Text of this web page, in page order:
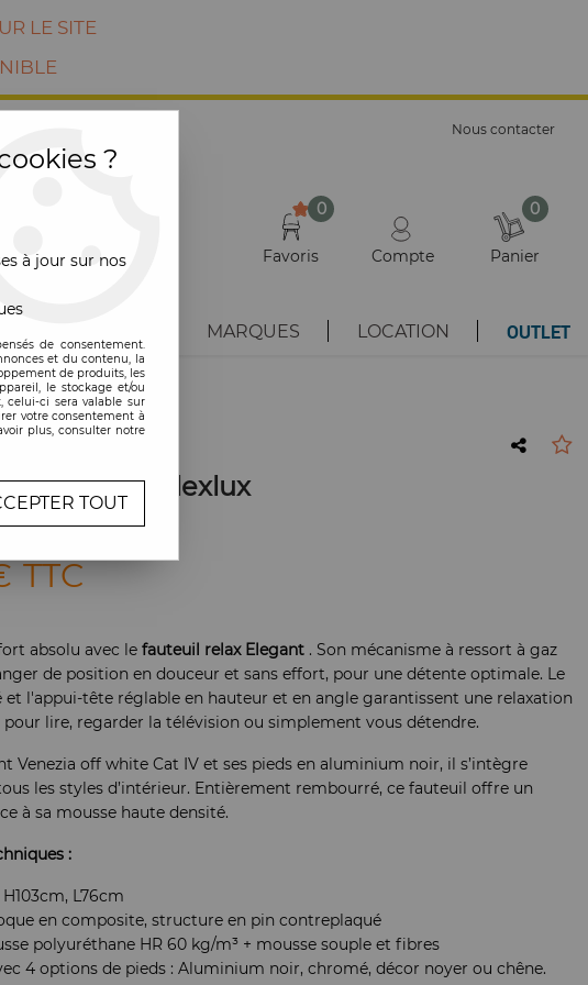
LE SITE
Nous contacter
0
Favoris Compte
0
Panier
MARQUES LOCATION OUTLET
Elegant - Flexlux
donner votre avis !
TTC
absolu avec le fauteuil relax Elegant . Son mécanisme à ressort à gaz
de position en douceur et sans effort, pour une détente optimale. Le
et l'appui-tête réglable en hauteur et en angle garantissent une relaxation
pour lire, regarder la télévision ou simplement vous détendre.
Venezia off white Cat IV et ses pieds en aluminium noir, il s’intègre
les styles d’intérieur. Entièrement rembourré, ce fauteuil offre un
à sa mousse haute densité.
:
L76cm
en composite, structure en pin contreplaqué
polyuréthane HR 60 kg/m³ + mousse souple et fibres
4 options de pieds : Aluminium noir, chromé, décor noyer ou chêne.
?
à jour sur nos
de consentement.
et du contenu, la
de produits, les
le stockage et/ou
celui-ci sera valable sur
votre consentement à
plus, consulter notre
TOUT